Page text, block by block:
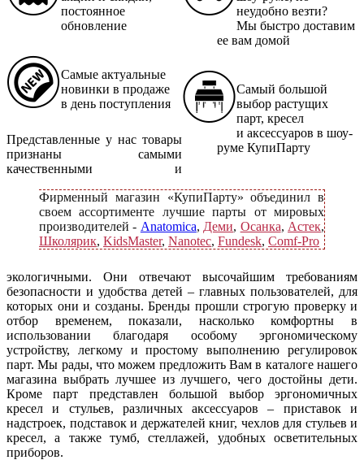
постоянное
обновление
неудобно везти?
Мы быстро доставим
ее вам домой
Самые актуальные
новинки в продаже
в день поступления
Самый большой
выбор растущих
парт, кресел
и аксессуаров в шоу-
руме КупиПарту
Фирменный магазин «КупиПарту» объединил в
своем ассортименте лучшие парты от мировых
производителей - Anatomica, Деми, Осанка, Астек,
Школярик, KidsMaster, Nanotec, Fundesk, Comf-Pro
Представленные у нас товары
признаны самыми
качественными и
экологичными. Они отвечают высочайшим требованиям
безопасности и удобства детей – главных пользователей, для
которых они и созданы. Бренды прошли строгую проверку и
отбор временем, показали, насколько комфортны в
использовании благодаря особому эргономическому
устройству, легкому и простому выполнению регулировок
парт. Мы рады, что можем предложить Вам в каталоге нашего
магазина выбрать лучшее из лучшего, чего достойны дети.
Кроме парт представлен большой выбор эргономичных
кресел и стульев, различных аксессуаров – приставок и
надстроек, подставок и держателей книг, чехлов для стульев и
кресел, а также тумб, стеллажей, удобных осветительных
приборов.